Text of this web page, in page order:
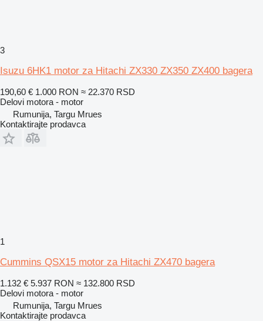
3
Isuzu 6HK1 motor za Hitachi ZX330 ZX350 ZX400 bagera
190,60 € 1.000 RON ≈ 22.370 RSD
Delovi motora - motor
Rumunija, Targu Mrues
Kontaktirajte prodavca
1
Cummins QSX15 motor za Hitachi ZX470 bagera
1.132 € 5.937 RON ≈ 132.800 RSD
Delovi motora - motor
Rumunija, Targu Mrues
Kontaktirajte prodavca